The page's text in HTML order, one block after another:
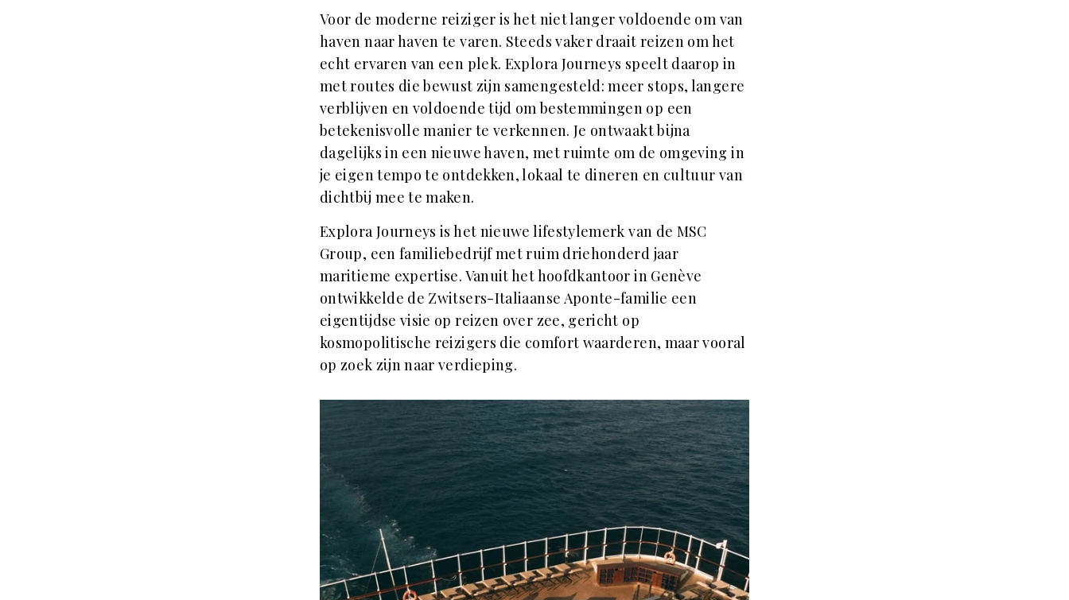
Voor de moderne reiziger is het niet langer voldoende om van
haven naar haven te varen. Steeds vaker draait reizen om het
echt ervaren van een plek. Explora Journeys speelt daarop in
met routes die bewust zijn samengesteld: meer stops, langere
verblijven en voldoende tijd om bestemmingen op een
betekenisvolle manier te verkennen. Je ontwaakt bijna
dagelijks in een nieuwe haven, met ruimte om de omgeving in
je eigen tempo te ontdekken, lokaal te dineren en cultuur van
dichtbij mee te maken.
Explora Journeys is het nieuwe lifestylemerk van de MSC
Group, een familiebedrijf met ruim driehonderd jaar
maritieme expertise. Vanuit het hoofdkantoor in Genève
ontwikkelde de Zwitsers-Italiaanse Aponte-familie een
eigentijdse visie op reizen over zee, gericht op
kosmopolitische reizigers die comfort waarderen, maar vooral
op zoek zijn naar verdieping.